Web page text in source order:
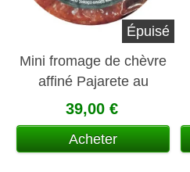
Épuisé
Mini fromage de chèvre
affiné Pajarete au
paprika
39,00 €
Acheter